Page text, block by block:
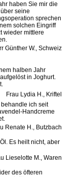
haben Sie mir die
seine
sprechen
solchen Eingriff
wieder mittlere
Günther W., Schweiz
halben Jahr
in Joghurt.
Frau Lydia H., Kriftel
ich seit
Handcreme
Renate H., Butzbach
Es heilt nicht, aber
Lieselotte M., Waren
des öfteren